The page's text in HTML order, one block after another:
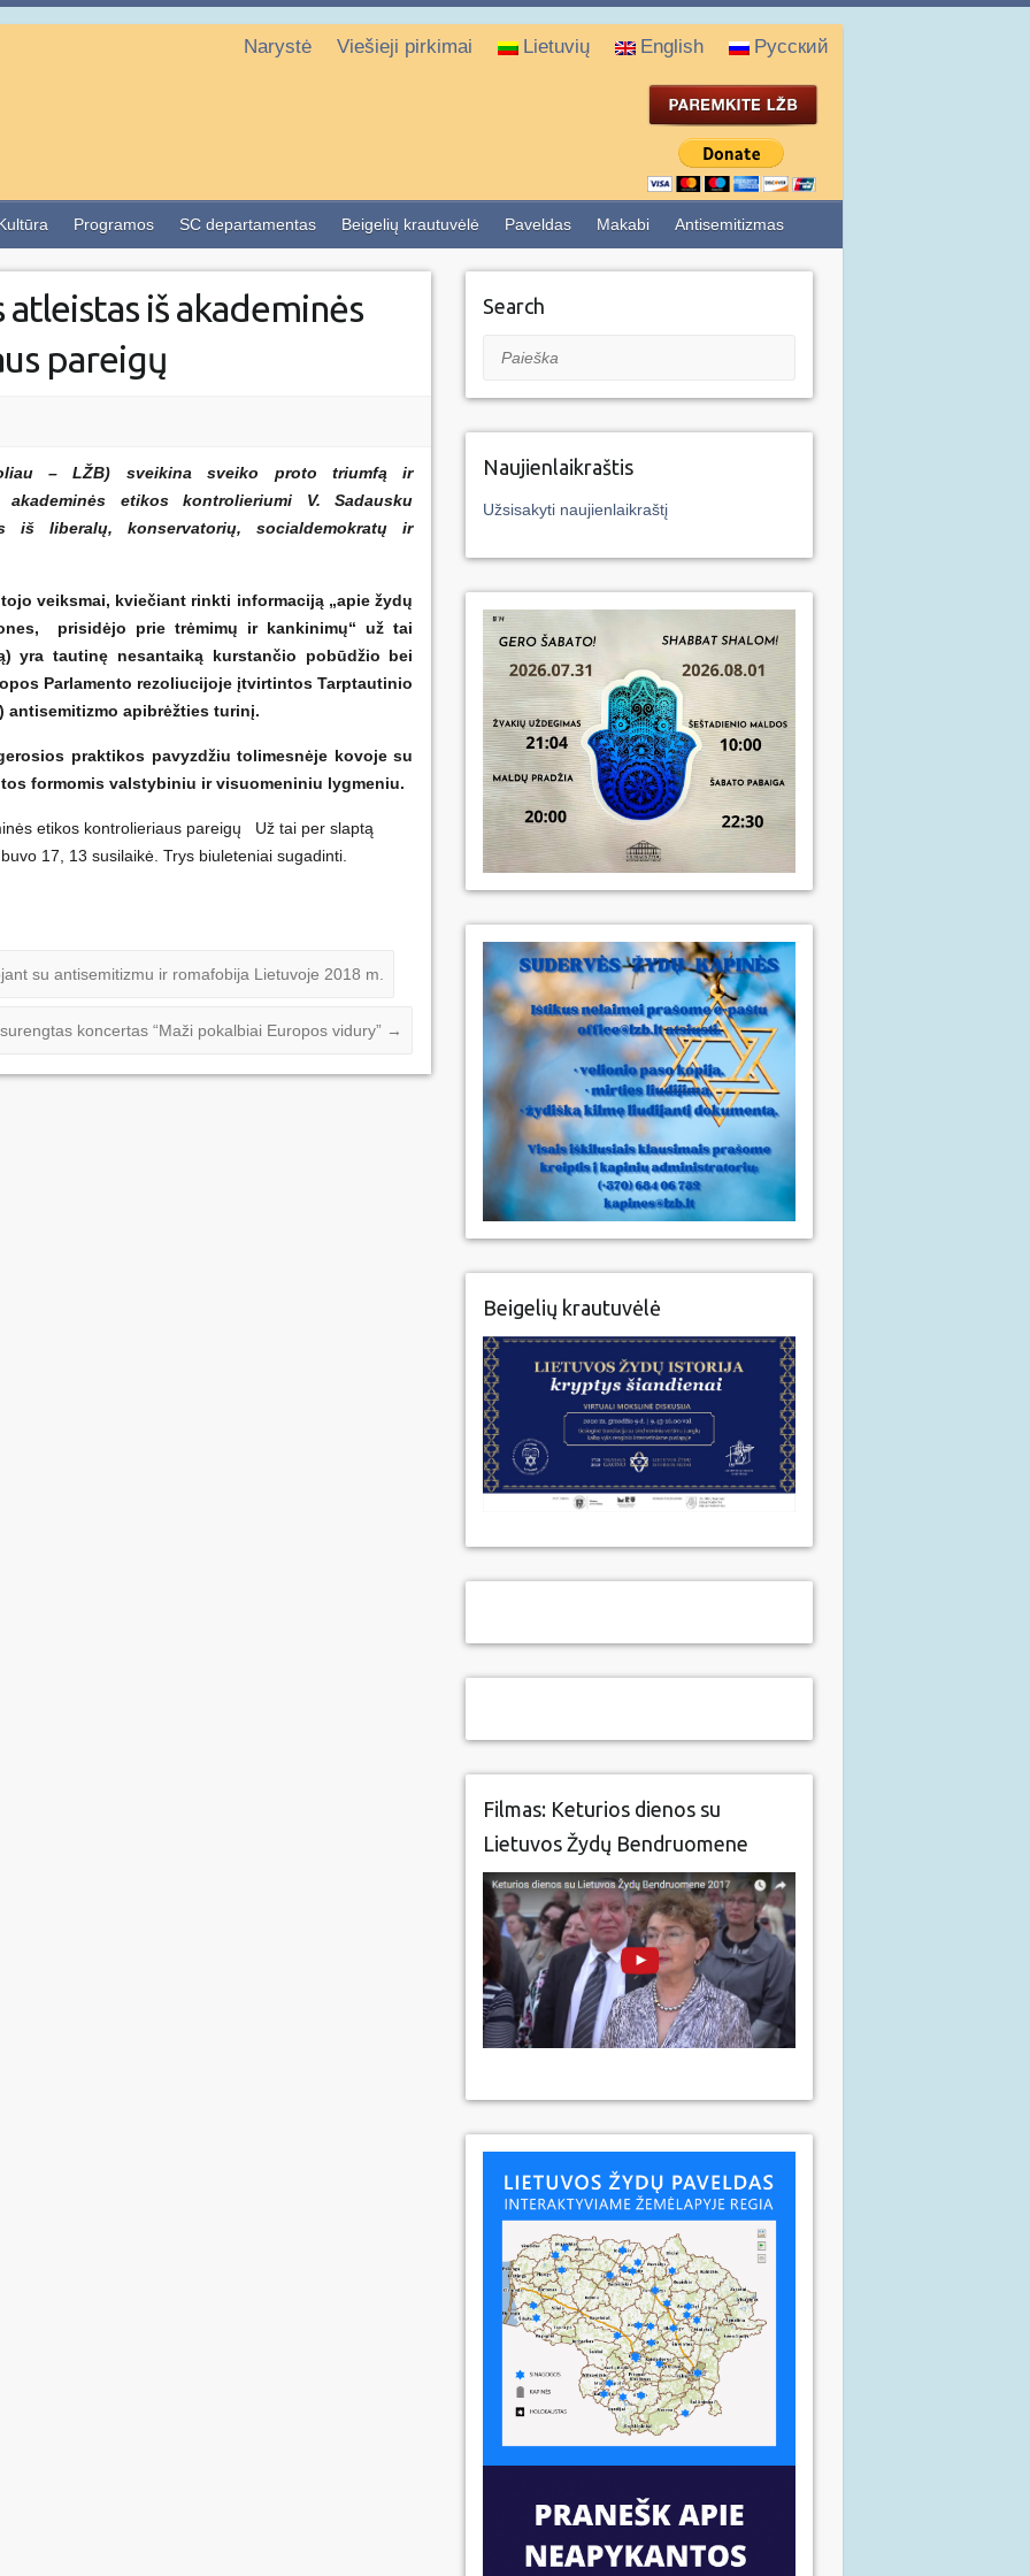
Narystė Viešieji pirkimai Lietuvių English Русский
Programos SC departamentas Beigelių krautuvėlė Paveldas Makabi Antisemitizmas
atleistas iš akademinės
pareigų
– LŽB) sveikina sveiko proto triumfą ir
etikos kontrolieriumi V. Sadausku
iš liberalų, konservatorių, socialdemokratų ir
veiksmai, kviečiant rinkti informaciją „apie žydų
prisidėjo prie trėmimų ir kankinimų“ už tai
yra tautinę nesantaiką kurstančio pobūdžio bei
Parlamento rezoliucijoje įtvirtintos Tarptautinio
antisemitizmo apibrėžties turinį.
praktikos pavyzdžiu tolimesnėje kovoje su
formomis valstybiniu ir visuomeniniu lygmeniu.
etikos kontrolieriaus pareigų Už tai per slaptą
17, 13 susilaikė. Trys biuleteniai sugadinti.
su antisemitizmu ir romafobija Lietuvoje 2018 m.
koncertas “Maži pokalbiai Europos vidury” →
Search
Paieška
Naujienlaikraštis
Užsisakyti naujienlaikraštį
Beigelių krautuvėlė
Filmas: Keturios dienos su
Lietuvos Žydų Bendruomene